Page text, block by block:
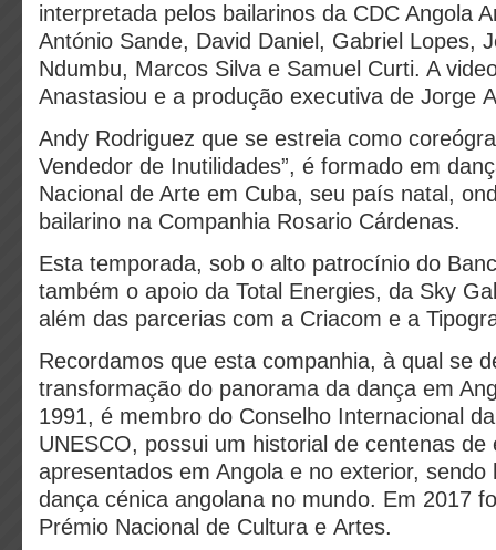
interpretada pelos bailarinos da CDC Angola
António Sande, David Daniel, Gabriel Lopes,
Ndumbu, Marcos Silva e Samuel Curti. A
Anastasiou e a produção executiva de Jorge
Andy Rodriguez que se estreia como
Vendedor de Inutilidades”, é formado em
Nacional de Arte em Cuba, seu país natal,
bailarino na Companhia Rosario Cárdenas.
Esta temporada, sob o alto patrocínio do
também o apoio da Total Energies, da Sky
além das parcerias com a Criacom e a
Recordamos que esta companhia, à qual se
transformação do panorama da dança em
1991, é membro do Conselho Internacional
UNESCO, possui um historial de centenas de
apresentados em Angola e no exterior, sendo
dança cénica angolana no mundo. Em 2017
Prémio Nacional de Cultura e Artes.